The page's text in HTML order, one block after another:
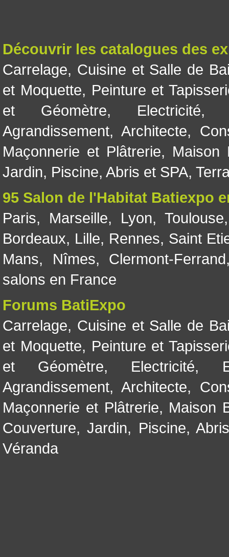
Découvrir les catalogues des
Carrelage, Cuisine et Salle de
et Moquette, Peinture et
et Géomètre, Electricité
Agrandissement, Architecte,
Maçonnerie et Plâtrerie, Maison
Jardin, Piscine, Abris et SPA,
95 Salon de l'Habitat Batiexpo
Paris, Marseille, Lyon, Toulouse
Bordeaux, Lille, Rennes, Saint
Mans, Nîmes, Clermont-Ferrand
salons en France
Forums BatiExpo
Carrelage, Cuisine et Salle de
et Moquette, Peinture et
et Géomètre, Electricité,
Agrandissement, Architecte,
Maçonnerie et Plâtrerie, Maison
Couverture,Jardin, Piscine,
Véranda